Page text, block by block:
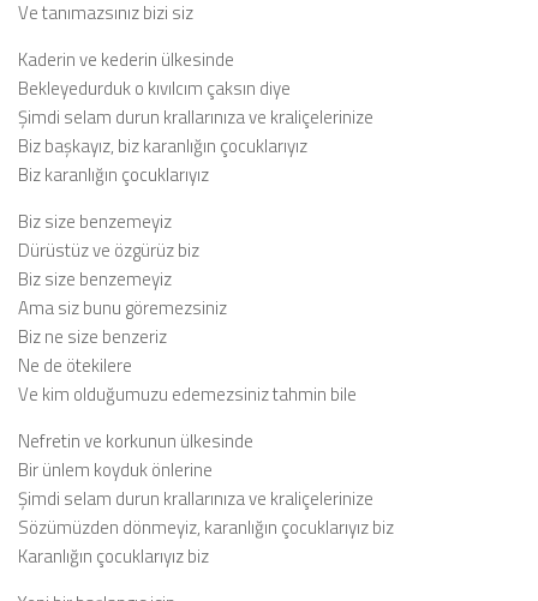
Ve tanımazsınız bizi siz
Kaderin ve kederin ülkesinde
Bekleyedurduk o kıvılcım çaksın diye
Şimdi selam durun krallarınıza ve kraliçelerinize
Biz başkayız, biz karanlığın çocuklarıyız
Biz karanlığın çocuklarıyız
Biz size benzemeyiz
Dürüstüz ve özgürüz biz
Biz size benzemeyiz
Ama siz bunu göremezsiniz
Biz ne size benzeriz
Ne de ötekilere
Ve kim olduğumuzu edemezsiniz tahmin bile
Nefretin ve korkunun ülkesinde
Bir ünlem koyduk önlerine
Şimdi selam durun krallarınıza ve kraliçelerinize
Sözümüzden dönmeyiz, karanlığın çocuklarıyız biz
Karanlığın çocuklarıyız biz